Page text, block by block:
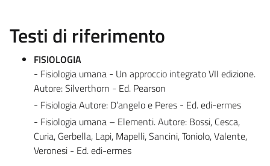
Testi di riferimento
FISIOLOGIA
- Fisiologia umana - Un approccio integrato VII edizione.
Autore: Silverthorn - Ed. Pearson
- Fisiologia Autore: D’angelo e Peres - Ed. edi-ermes
- Fisiologia umana – Elementi. Autore: Bossi, Cesca,
Curia, Gerbella, Lapi, Mapelli, Sancini, Toniolo, Valente,
Veronesi - Ed. edi-ermes